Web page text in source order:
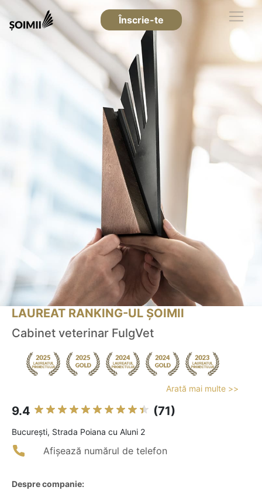
Înscrie-te
LAUREAT RANKING-UL ȘOIMII
Cabinet veterinar FulgVet
Arată mai multe >>
9.4 (71)
Bucureşti, Strada Poiana cu Aluni 2
Afișează numărul de telefon
Despre companie: